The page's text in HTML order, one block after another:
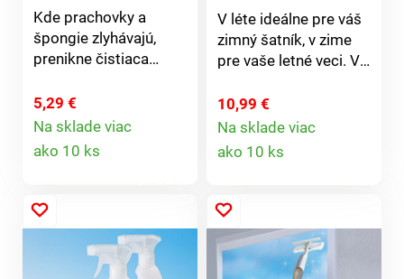
Kde prachovky a
špongie zlyhávajú,
prenikne čistiaca
škár, drážok, klávesníc
a vetracích otvorov. Je
mäkká, pružná a
odolná, magicky
nečistoty a omrvinky
bez toho, aby ich
rozvírila.
5,29 €
Na sklade viac
ako 10 ks
V léte ideálne pre váš
zimný šatník, v zime
pre vaše letné veci. V
Vaše oblečenie
najlepšie chránené
pred prachom a
10,99 €
Na sklade viac
ako 10 ks